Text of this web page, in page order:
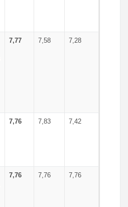
7,77 7,58 7,28
7,76 7,83 7,42
7,76 7,76 7,76